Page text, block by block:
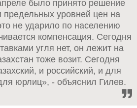
было принято решение
предельных уровней цен на
не ударило по населению
компенсация. Сегодня
угля нет, он лежит на
тоже возит. Сегодня
и российский, и для
юрлиц», - объяснил Гилев.